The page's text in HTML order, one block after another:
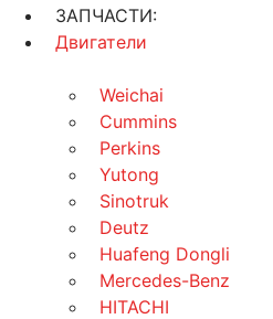
ЗАПЧАСТИ:
Двигатели
Weichai
Cummins
Perkins
Yutong
Sinotruk
Deutz
Huafeng Dongli
Mercedes-Benz
HITACHI